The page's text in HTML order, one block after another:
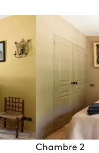
Chambre 2